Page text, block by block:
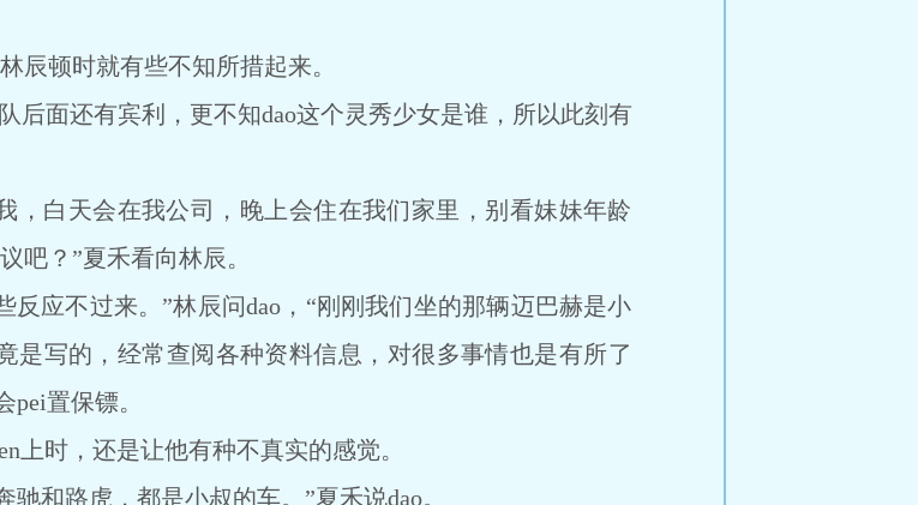
顿时就有些不知所措起来。
面还有宾利，更不知dao这个灵秀少女是谁，所以此刻有
白天会在我公司，晚上会住在我们家里，别看妹妹年龄
吧？”夏禾看向林辰。
应不过来。”林辰问dao，“刚刚我们坐的那辆迈巴赫是小
是写的，经常查阅各种资料信息，对很多事情也是有所了
pei置保镖。
时，还是让他有种不真实的感觉。
和路虎，都是小叔的车。”夏禾说dao。